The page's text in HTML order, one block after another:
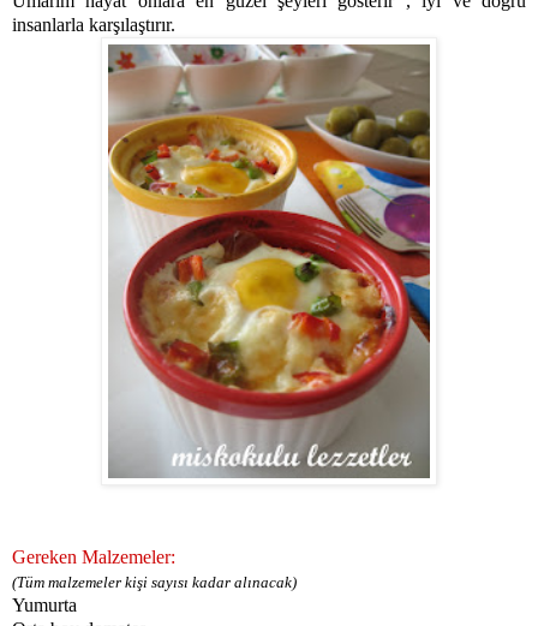
insanlarla karşılaştırır.
Gereken Malzemeler:
(Tüm malzemeler kişi sayısı kadar alınacak)
Yumurta